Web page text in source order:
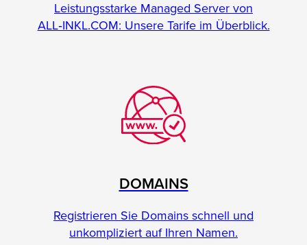
Leistungsstarke Managed Server von
ALL‑INKL.COM: Unsere Tarife im Überblick.
DOMAINS
Registrieren Sie Domains schnell und
unkompliziert auf Ihren Namen.